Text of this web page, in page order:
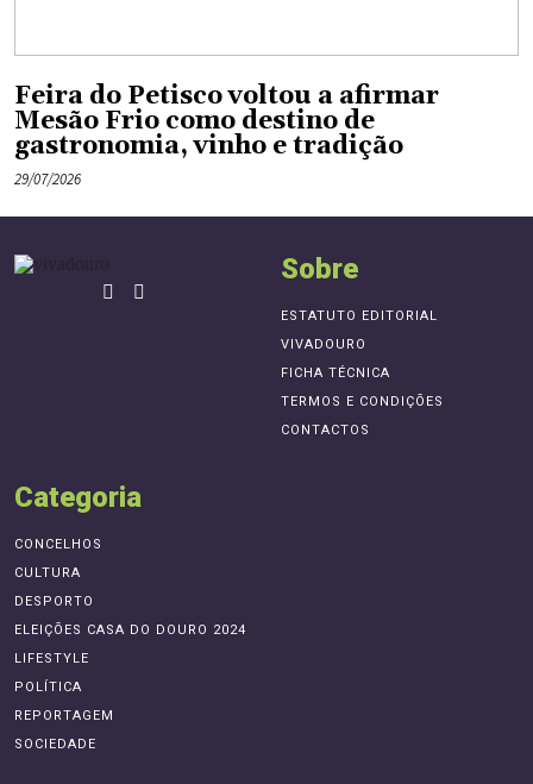
Feira do Petisco voltou a afirmar
Mesão Frio como destino de
gastronomia, vinho e tradição
29/07/2026
Sobre
ESTATUTO EDITORIAL
VIVADOURO
FICHA TÉCNICA
TERMOS E CONDIÇÕES
CONTACTOS
Categoria
CONCELHOS
CULTURA
DESPORTO
ELEIÇÕES CASA DO DOURO 2024
LIFESTYLE
POLÍTICA
REPORTAGEM
SOCIEDADE